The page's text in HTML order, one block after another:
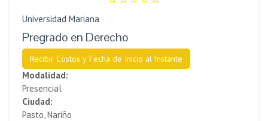
Universidad Mariana
Pregrado en Derecho
Recibir Costos y Fecha de Inicio al Instante
Modalidad:
Presencial
Ciudad:
Pasto, Nariño